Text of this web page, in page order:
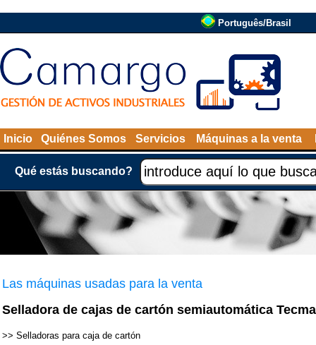
Português/Brasil
Inicio Quiénes Somos Servicios Máquinas a la venta
Qué estás buscando?
Las máquinas usadas para la venta
Selladora de cajas de cartón semiautomática
>> Selladoras para caja de cartón